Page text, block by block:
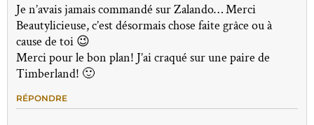
Je n’avais jamais commandé sur Zalando… Merci
Beautylicieuse, c’est désormais chose faite grâce ou à
cause de toi 😉
Merci pour le bon plan! J’ai craqué sur une paire de
Timberland! 🙂
RÉPONDRE